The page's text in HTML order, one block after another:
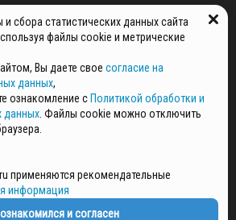
САЙТА ПРИНАДЛЕЖАТ ГАУ МО "ЦИФРОВЫЕ
ЗАЩИТЫ ПЕРСОНАЛЬНЫХ ДАННЫХ
сбора статистических данных сайта
файлы cookie и метрические
Вы даете свое согласие на
данных,
ознакомление с Политикой обработки и
данных . Файлы cookie можно отключить
применяются рекомендательные
информация
и согласен